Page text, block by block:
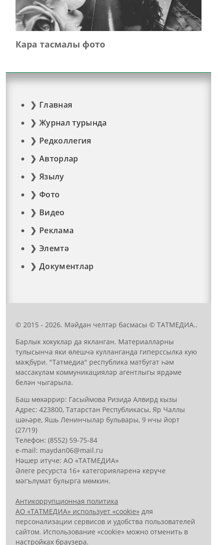
Кара тасмалы фото
Главная
Журнал турында
Редколлегия
Авторлар
Язылу
Фото
Видео
Реклама
Элемтә
Документлар
© 2015 - 2026. Мәйдан челтәр басмасы © ТАТМЕДИА..
Барлык хокуклар да якланган. Материалларны
тулысынча яки өлешчә кулланганда гиперссылка кую
мәҗбүри. "Татмедиа" республика матбугат һәм
массакүләм коммуникацияләр агентлыгы ярдәме
белән чыгарыла.
Баш мөхәррир: Гасыймова Ризидә Алвирд кызы
Адрес: 423800, Татарстан Республикасы, Яр Чаллы
шәһәре, Яшь Ленинчылар бульвары, 9 нчы йорт
(27/19)
Телефон: (8552) 59-75-84
е-mail: mауdаn06@mail.гu
Нәшер итүче: АО «ТАТМЕДИА»
Әлеге ресурста 16+ категорияләренә керүче
мәгълүмат булырга мөмкин.
Антикоррупционная политика
АО «ТАТМЕДИА» использует «cookie» для
персонализации сервисов и удобства пользователей
сайтом. Использование «cookie» можно отменить в
настройках браузера.